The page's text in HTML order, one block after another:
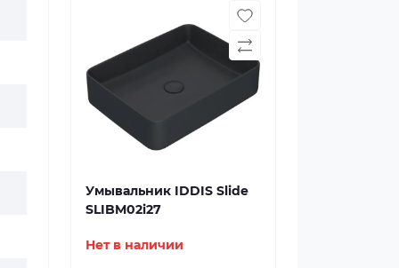
Умывальник IDDIS Slide
SLIBM02i27
Нет в наличии